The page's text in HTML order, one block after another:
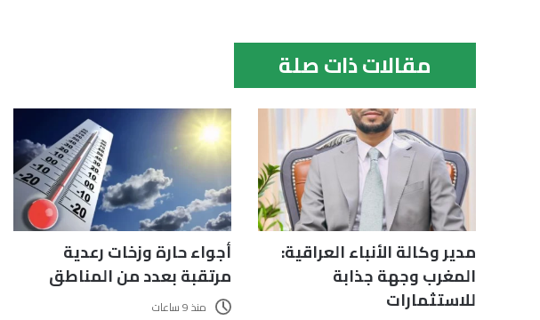
مقالات ذات صلة
مدير وكالة الأنباء العراقية:
المغرب وجهة جذابة
للاستثمارات
أجواء حارة وزخات رعدية
مرتقبة بعدد من المناطق
منذ 9 ساعات